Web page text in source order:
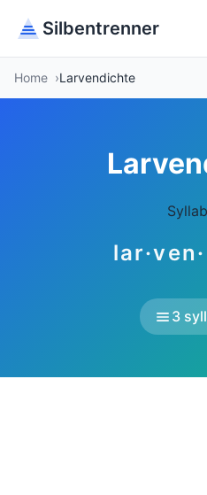
Silbentrenner
Home Larvendichte
3